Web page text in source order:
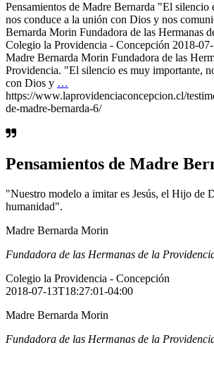
Pensamientos de Madre Bernarda "El silencio
nos conduce a la unión con Dios y nos
Bernarda Morin Fundadora de las Hermanas
Colegio la Providencia - Concepción 2018-
Madre Bernarda Morin Fundadora de las
Providencia. "El silencio es muy importante,
con Dios y …
https://www.laprovidenciaconcepcion.cl/
de-madre-bernarda-6/
Pensamientos de Madre
"Nuestro modelo a imitar es Jesús, el Hijo de
humanidad".
Madre Bernarda Morin
Fundadora de las Hermanas de la
Colegio la Providencia - Concepción
2018-07-13T18:27:01-04:00
Madre Bernarda Morin
Fundadora de las Hermanas de la